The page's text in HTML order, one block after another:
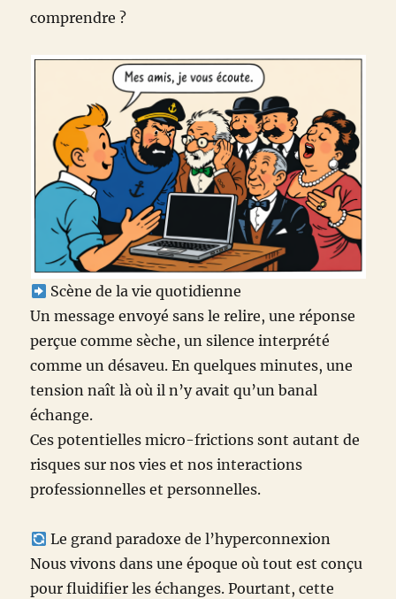
comprendre ?
Scène de la vie quotidienne
Un message envoyé sans le relire, une réponse
perçue comme sèche, un silence interprété
comme un désaveu. En quelques minutes, une
tension naît là où il n’y avait qu’un banal
échange.
Ces potentielles micro-frictions sont autant de
risques sur nos vies et nos interactions
professionnelles et personnelles.
Le grand paradoxe de l’hyperconnexion
Nous vivons dans une époque où tout est conçu
pour fluidifier les échanges. Pourtant, cette